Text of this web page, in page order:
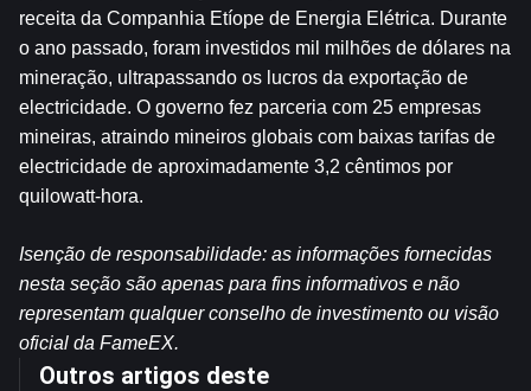
receita da Companhia Etíope de Energia Elétrica. Durante
o ano passado, foram investidos mil milhões de dólares na
mineração, ultrapassando os lucros da exportação de
electricidade. O governo fez parceria com 25 empresas
mineiras, atraindo mineiros globais com baixas tarifas de
electricidade de aproximadamente 3,2 cêntimos por
quilowatt-hora.
Isenção de responsabilidade: as informações fornecidas
nesta seção são apenas para fins informativos e não
representam qualquer conselho de investimento ou visão
oficial da FameEX.
Outros artigos deste